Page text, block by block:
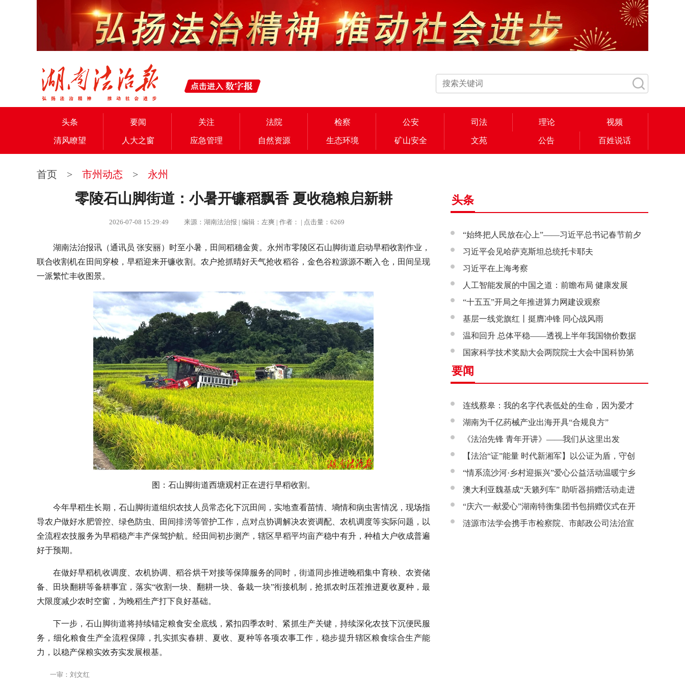
头条 要闻 关注 法院 检察 公安 司法 理论 视频
清风瞭望 人大之窗 应急管理 自然资源 生态环境 矿山安全 文苑 公告 百姓说话
首页 > 市州动态 > 永州
零陵石山脚街道：小暑开镰稻飘香 夏收稳粮启新耕
2026-07-08 15:29:49 来源：湖南法治报 | 编辑：左爽 | 作者： | 点击量：6269
湖南法治报讯（通讯员 张安丽）时至小暑，田间稻穗金黄。永州市零陵区石山脚街道启动早稻收割作业，
联合收割机在田间穿梭，早稻迎来开镰收割。农户抢抓晴好天气抢收稻谷，金色谷粒源源不断入仓，田间呈现
一派繁忙丰收图景。
图：石山脚街道西塘观村正在进行早稻收割。
今年早稻生长期，石山脚街道组织农技人员常态化下沉田间，实地查看苗情、墒情和病虫害情况，现场指
导农户做好水肥管控、绿色防虫、田间排涝等管护工作，点对点协调解决农资调配、农机调度等实际问题，以
全流程农技服务为早稻稳产丰产保驾护航。经田间初步测产，辖区早稻平均亩产稳中有升，种植大户收成普遍
好于预期。
在做好早稻机收调度、农机协调、稻谷烘干对接等保障服务的同时，街道同步推进晚稻集中育秧、农资储
备、田块翻耕等备耕事宜，落实“收割一块、翻耕一块、备栽一块”衔接机制，抢抓农时压茬推进夏收夏种，最
大限度减少农时空窗，为晚稻生产打下良好基础。
下一步，石山脚街道将持续锚定粮食安全底线，紧扣四季农时、紧抓生产关键，持续深化农技下沉便民服
务，细化粮食生产全流程保障，扎实抓实春耕、夏收、夏种等各项农事工作，稳步提升辖区粮食综合生产能
力，以稳产保粮实效夯实发展根基。
一审：刘文红
头条
“始终把人民放在心上”——习近平总书记春节前夕
赴辽宁看望慰问基层干部群众纪实
习近平会见哈萨克斯坦总统托卡耶夫
习近平在上海考察
人工智能发展的中国之道：前瞻布局 健康发展
“十五五”开局之年推进算力网建设观察
基层一线党旗红丨挺膺冲锋 同心战风雨
温和回升 总体平稳——透视上半年我国物价数据
国家科学技术奖励大会两院院士大会中国科协第
十一次全国代表大会在京召开
要闻
连线蔡皋：我的名字代表低处的生命，因为爱才
接近理想的高地
湖南为千亿药械产业出海开具“合规良方”
《法治先锋 青年开讲》——我们从这里出发
【法治“证”能量 时代新湘军】以公证为盾，守创
新之魂 湖南青年公证人为知识产权保护筑牢防线
“情系流沙河·乡村迎振兴”爱心公益活动温暖宁乡
市流沙河镇
澳大利亚魏基成“天籁列车” 助听器捐赠活动走进
开慧镇
“庆六一·献爱心”湖南特衡集团书包捐赠仪式在开
慧镇举行
涟源市法学会携手市检察院、市邮政公司法治宣